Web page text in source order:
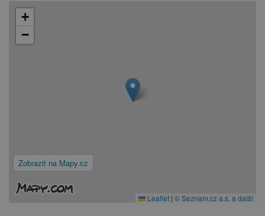
Zobrazit na Mapy.cz
+
−
Leaflet | © Seznam.cz a.s. a další